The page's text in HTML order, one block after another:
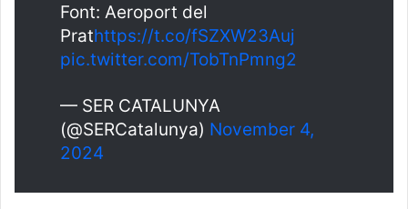
Font: Aeroport del
Prathttps://t.co/fSZXW23Auj
pic.twitter.com/TobTnPmng2
— SER CATALUNYA
(@SERCatalunya) November 4,
2024